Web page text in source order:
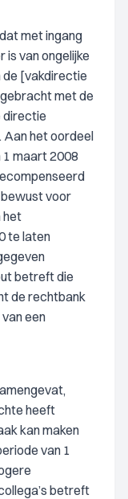
met ingang
is van ongelijke
de [vakdirectie
met de
directie
Aan het oordeel
maart 2008
voor
het
te laten
betreft die
de rechtbank
een
heeft
kan maken
van 1
betreft